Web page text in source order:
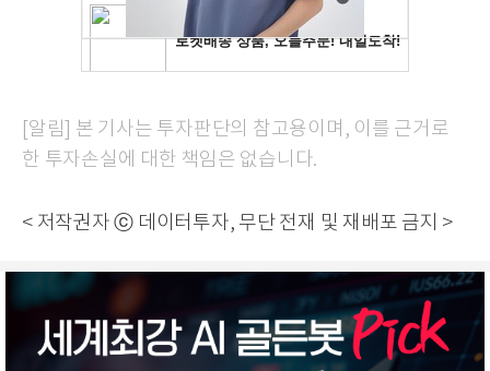
[알림] 본 기사는 투자판단의 참고용이며, 이를 근거로
한 투자손실에 대한 책임은 없습니다.
< 저작권자 ⓒ 데이터투자, 무단 전재 및 재배포 금지 >